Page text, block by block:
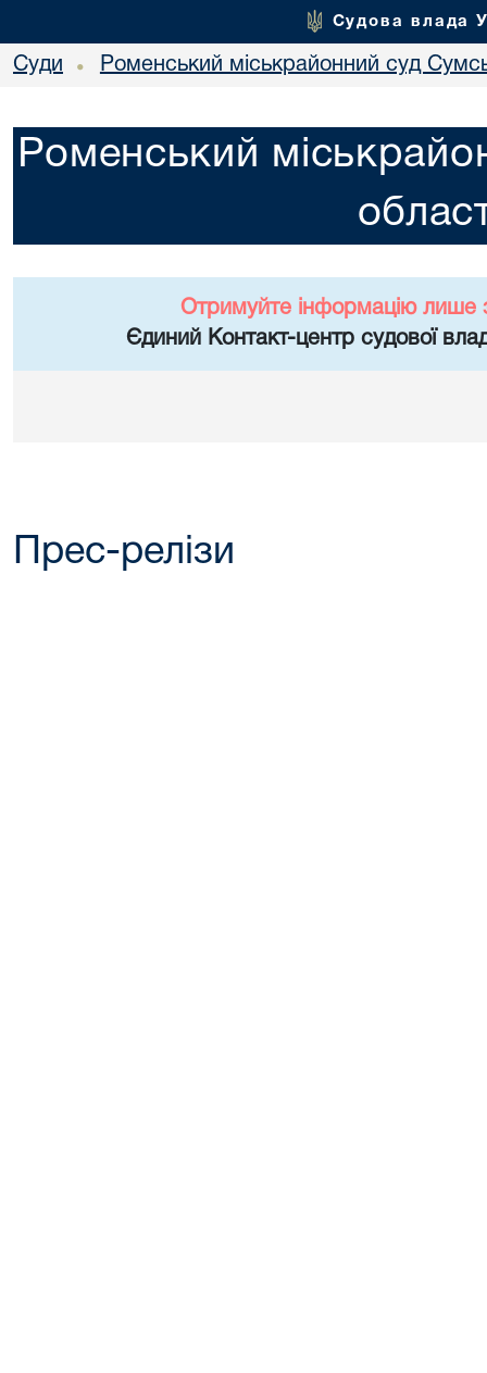
Судова влада
Суди • Роменський міськрайонний суд
Роменський
Отримуйте інформацію лише
Єдиний Контакт-центр судової
Прес-релізи